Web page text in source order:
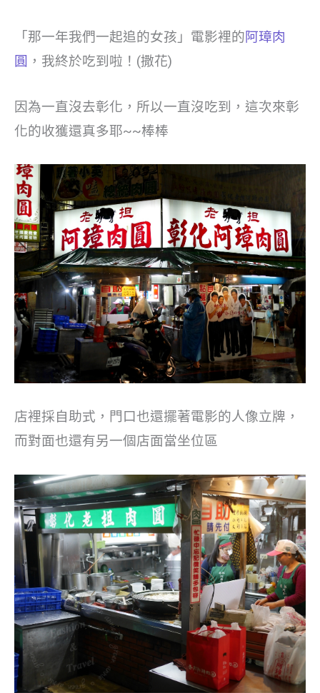
「那一年我們一起追的女孩」電影裡的阿璋肉
圓 ，我終於吃到啦！(撒花)
因為一直沒去彰化，所以一直沒吃到，這次來彰
化的收獲還真多耶~~棒棒
店裡採自助式，門口也還擺著電影的人像立牌，
而對面也還有另一個店面當坐位區